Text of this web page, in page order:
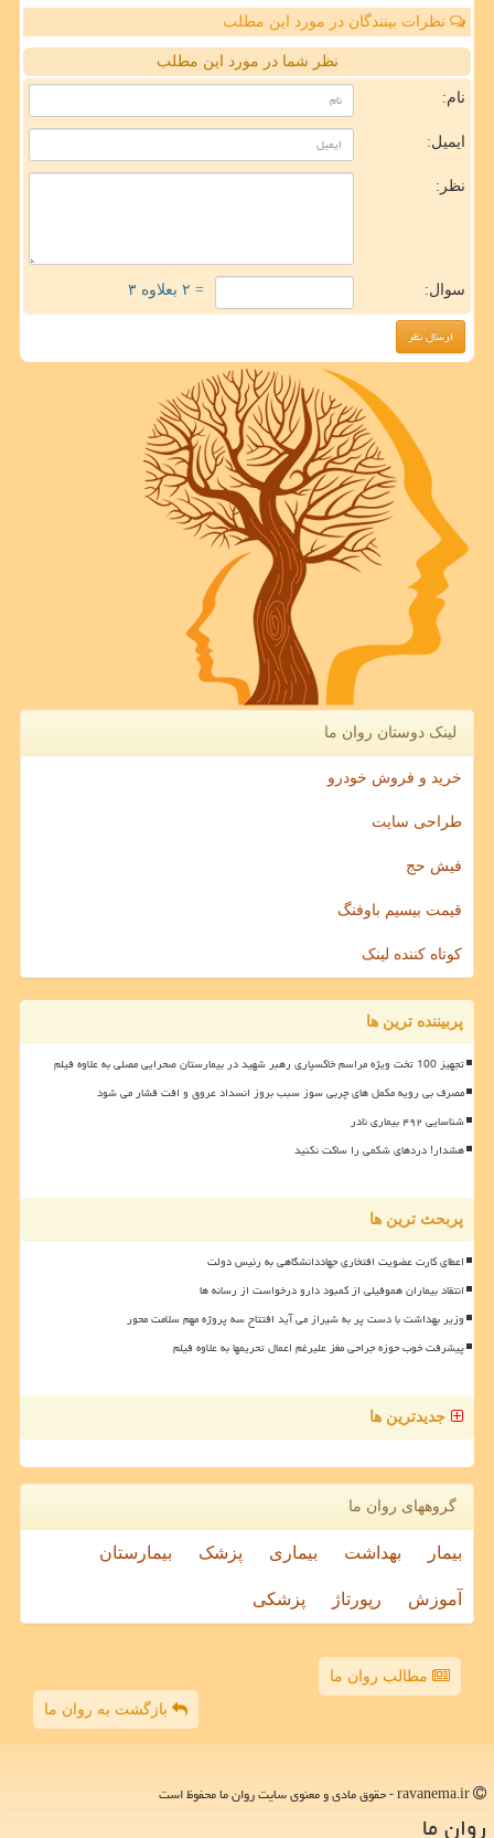
نظرات بینندگان در مورد این مطلب
نظر شما در مورد این مطلب
نام:
ایمیل:
نظر:
سوال: = ۲ بعلاوه ۳
لینک دوستان روان ما
خرید و فروش خودرو
طراحی سایت
فیش حج
قیمت بیسیم باوفنگ
کوتاه کننده لینک
پربیننده ترین ها
تجهیز 100 تخت ویژه مراسم خاکسپاری رهبر شهید در بیمارستان صحرایی مصلی به علاوه فیلم
مصرف بی رویه مکمل های چربی سوز سبب بروز انسداد عروق و افت فشار می شود
شناسایی ۴۹۲ بیماری نادر
هشدار! دردهای شکمی را ساکت نکنید
پربحث ترین ها
اعطای کارت عضویت افتخاری جهاددانشگاهی به رئیس دولت
انتقاد بیماران هموفیلی از کمبود دارو درخواست از رسانه ها
وزیر بهداشت با دست پر به شیراز می آید افتتاح سه پروژه مهم سلامت محور
پیشرفت خوب حوزه جراحی مغز علیرغم اعمال تحریمها به علاوه فیلم
جدیدترین ها
گروههای روان ما
بیمار بهداشت بیماری پزشک بیمارستان
آموزش رپورتاژ پزشکی
مطالب روان ما
بازگشت به روان ما
روان ما